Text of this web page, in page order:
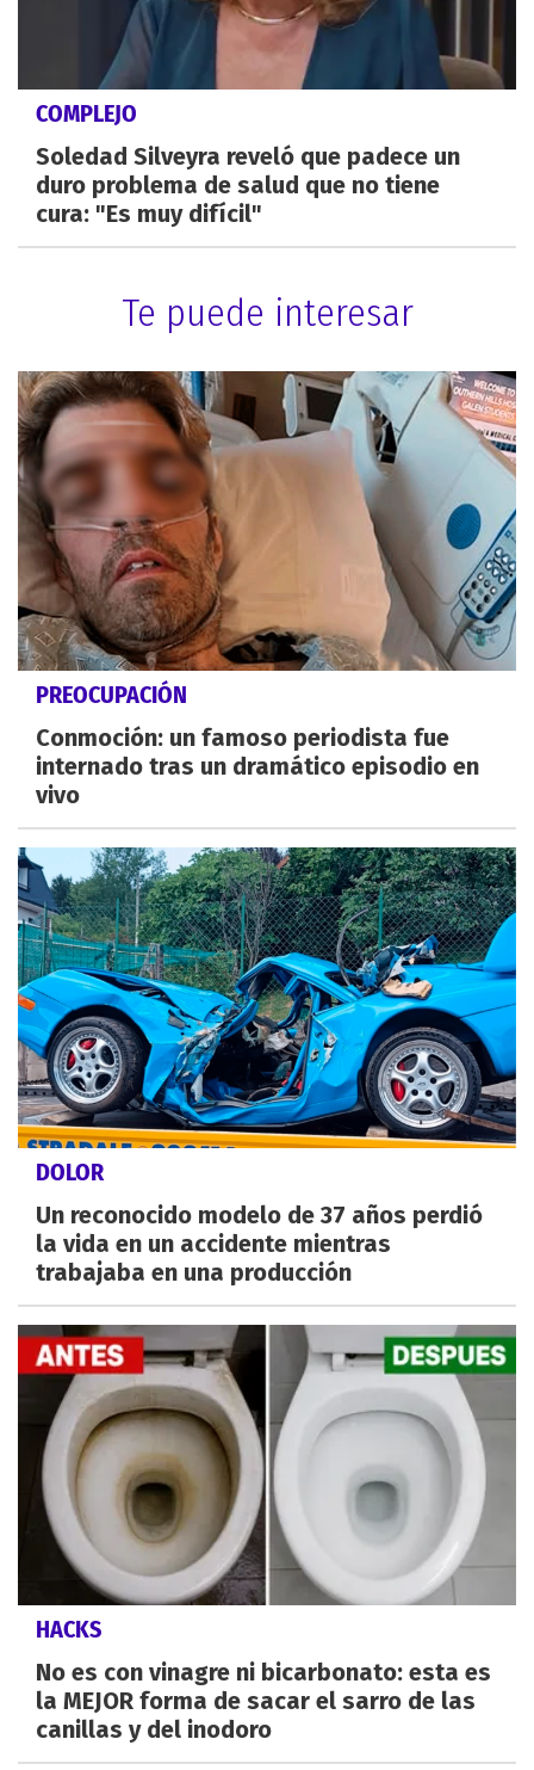
COMPLEJO
Soledad Silveyra reveló que padece un
duro problema de salud que no tiene
cura: "Es muy difícil"
Te puede interesar
PREOCUPACIÓN
Conmoción: un famoso periodista fue
internado tras un dramático episodio en
vivo
DOLOR
Un reconocido modelo de 37 años perdió
la vida en un accidente mientras
trabajaba en una producción
HACKS
No es con vinagre ni bicarbonato: esta es
la MEJOR forma de sacar el sarro de las
canillas y del inodoro